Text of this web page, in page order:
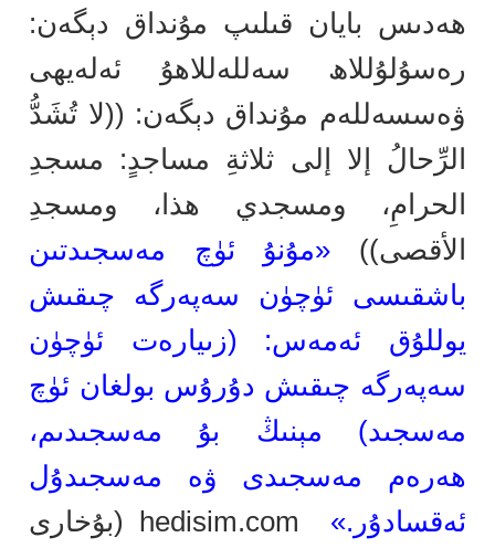
ھەدىس بايان قىلىپ مۇنداق دېگەن:
رەسۇلۇللاھ سەللەللاھۇ ئەلەيھى
ۋەسسەللەم مۇنداق دېگەن: ((لا تُشَدُّ
الرِّحالُ إلا إلى ثلاثةِ مساجدٍ: مسجدِ
الحرامِ، ومسجدي هذا، ومسجدِ
الأقصى)) «مۇنۇ ئۈچ مەسجىدتىن
باشقىسى ئۈچۈن سەپەرگە چىقىش
يوللۇق ئەمەس: (زىيارەت ئۈچۈن
سەپەرگە چىقىش دۇرۇس بولغان ئۈچ
مەسجىد) مېنىڭ بۇ مەسجىدىم،
ھەرەم مەسجىدى ۋە مەسجىدۇل
ئەقسادۇر.»
hedisim.com (بۇخارى